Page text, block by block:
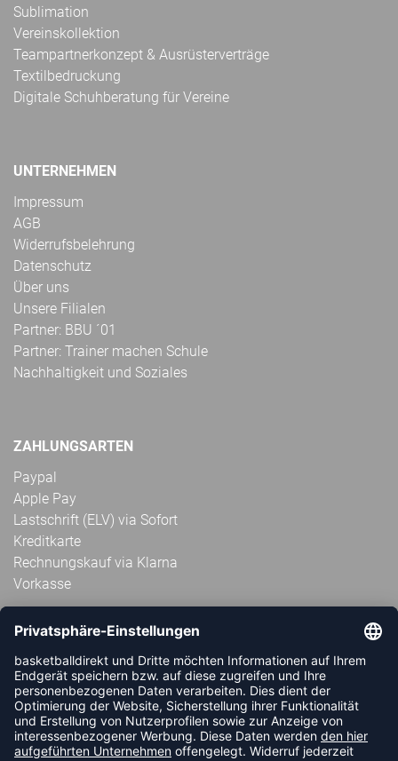
Sublimation
Vereinskollektion
Teampartnerkonzept & Ausrüsterverträge
Textilbedruckung
Digitale Schuhberatung für Vereine
UNTERNEHMEN
Impressum
AGB
Widerrufsbelehrung
Datenschutz
Über uns
Unsere Filialen
Partner: BBU ´01
Partner: Trainer machen Schule
Nachhaltigkeit und Soziales
ZAHLUNGSARTEN
Paypal
Apple Pay
Lastschrift (ELV) via Sofort
Kreditkarte
Rechnungskauf via Klarna
Vorkasse
ABONNIERE JETZT DEN KOSTENLOSEN
HANDBALLDIREKT-NEWSLETTER UND VERPASSE KEINE
NEUIGKEIT ODER AKTION MEHR.
JETZT ANMELDEN